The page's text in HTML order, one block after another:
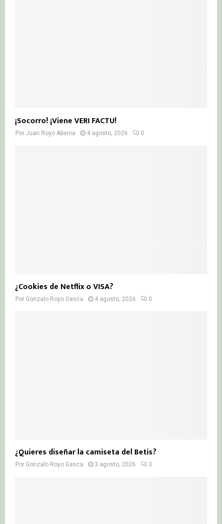
¡Socorro! ¡Viene VERI FACTU!
Por Juan Royo Abenia 4 agosto, 2026 0
¿Cookies de Netflix o VISA?
Por Gonzalo Royo Gasca 4 agosto, 2026 0
¿Quieres diseñar la camiseta del Betis?
Por Gonzalo Royo Gasca 3 agosto, 2026 0